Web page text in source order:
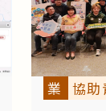
業 協助